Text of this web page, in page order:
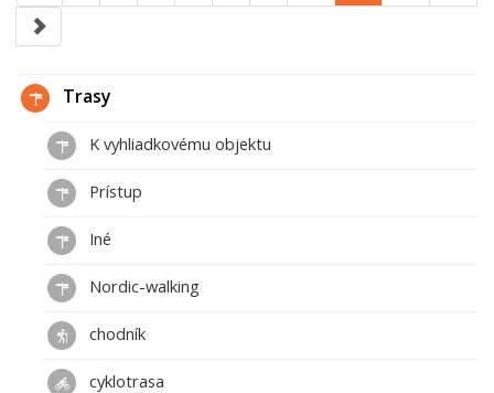
Trasy
K vyhliadkovému objektu
Prístup
Iné
Nordic-walking
chodník
cyklotrasa